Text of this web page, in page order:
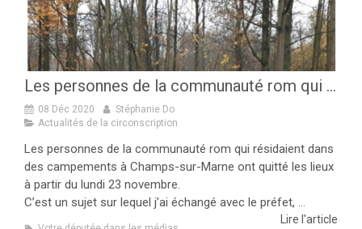
Les personnes de la communauté rom qui résidaient dans des campements à Champs-sur-Marne ont quitté les lieux à partir du lundi 23 novembre.
08 Déc 2020
Stéphanie Do
Actualités de la circonscription
Les personnes de la communauté rom qui résidaient dans
des campements à Champs-sur-Marne ont quitté les lieux
à partir du lundi 23 novembre.
C’est un sujet sur lequel j’ai échangé avec le préfet, ...
Lire l'article